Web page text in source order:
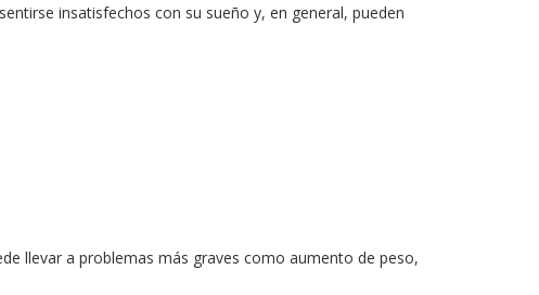
insatisfechos con su sueño y, en general, pueden
llevar a problemas más graves como aumento de peso,